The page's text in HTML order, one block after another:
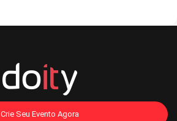
Crie Seu Evento Agora